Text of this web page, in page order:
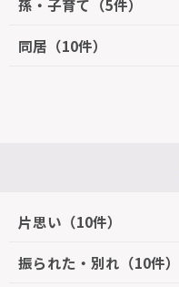
孫・子育て（5件）
同居（10件）
片思い（10件）
振られた・別れ（10件）